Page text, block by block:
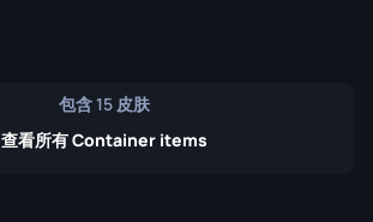
包含 15 皮肤
查看所有 Container items